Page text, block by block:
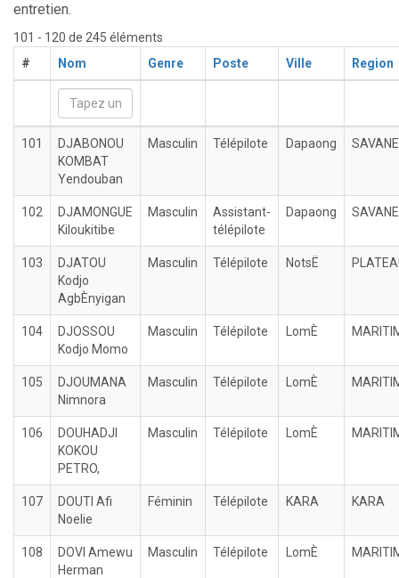
entretien.
101 - 120 de 245 éléments
#
Nom Genre Poste Ville Region
101
DJABONOU
KOMBAT
Yendouban
Masculin Télépilote Dapaong
102
DJAMONGUE
Kiloukitibe
Masculin
Assistant-
télépilote
Dapaong
103
DJATOU
Kodjo
AgbÈnyigan
Masculin Télépilote NotsË
104
DJOSSOU
Kodjo Momo
Masculin Télépilote LomÈ
105
DJOUMANA
Nimnora
Masculin Télépilote LomÈ
106
DOUHADJI
KOKOU
PETRO,
Masculin Télépilote LomÈ
107
DOUTI Afi
Noelie
Féminin Télépilote KARA KARA
108
DOVI Amewu
Herman
Masculin Télépilote LomÈ